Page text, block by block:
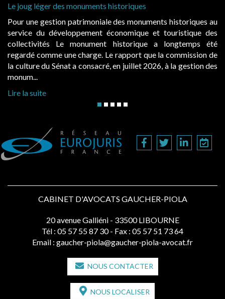
Le joug léger des monuments historiques
Pour une gestion patrimoniale des monuments historiques au
service du développement économique et touristique des
collectivités Le monument historique a longtemps été
regardé comme une charge. Le rapport que la commission de
la culture du Sénat a consacré, en juillet 2026, à la gestion des
monum...
Lire la suite
CABINET D'AVOCATS GAUCHER-PIOLA
20 avenue Galliéni - 33500 LIBOURNE
Tél : 05 57 55 87 30 - Fax : 05 57 51 73 64
Email : gaucher-piola@gaucher-piola-avocat.fr
NOUS CONTACTER
NOUS LOCALISER